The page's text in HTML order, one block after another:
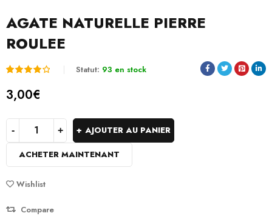
AGATE NATURELLE PIERRE
ROULEE
sur 5
sur
client
Statut: 93 en stock
3,00€
AJOUTER AU PANIER
ACHETER MAINTENANT
Wishlist
Compare